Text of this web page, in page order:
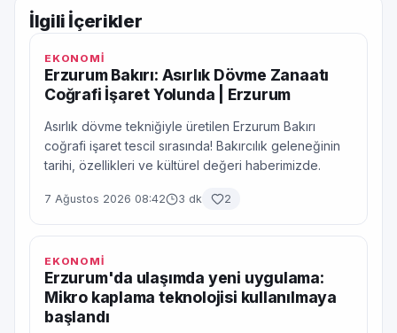
İlgili İçerikler
EKONOMİ
Erzurum Bakırı: Asırlık Dövme Zanaatı
Coğrafi İşaret Yolunda | Erzurum
Asırlık dövme tekniğiyle üretilen Erzurum Bakırı
coğrafi işaret tescil sırasında! Bakırcılık geleneğinin
tarihi, özellikleri ve kültürel değeri haberimizde.
7 Ağustos 2026 08:42 3 dk 2
EKONOMİ
Erzurum'da ulaşımda yeni uygulama:
Mikro kaplama teknolojisi kullanılmaya
başlandı